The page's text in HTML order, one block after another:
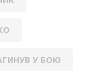
У БОЮ